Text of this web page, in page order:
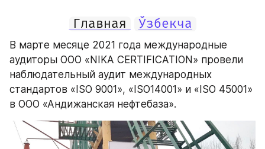
Главная Ўзбекча
В марте месяце 2021 года международные
аудиторы ООО «NIKA CERTIFICATION» провели
наблюдательный аудит международных
стандартов «ISO 9001», «ISO14001» и «ISO 45001»
в ООО «Андижанская нефтебаза».